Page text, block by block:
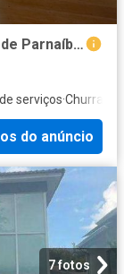
Apartamento para Venda em Santana de Parnaíba/SP Alphaville 2 Quartos
serviços·
do anúncio
7 fotos